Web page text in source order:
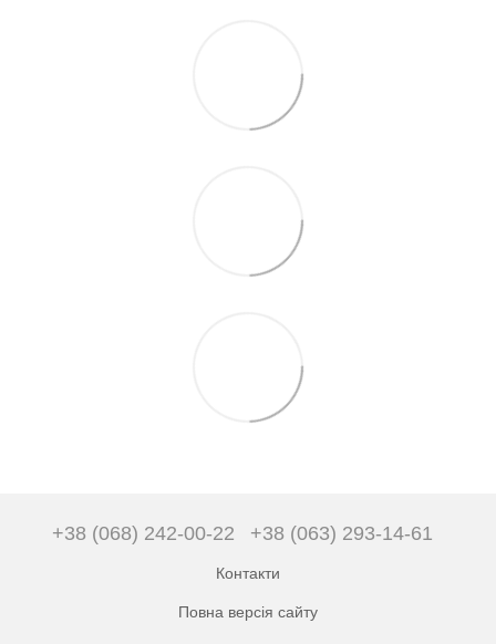
+38 (068) 242-00-22 +38 (063) 293-14-61
Контакти
Повна версія сайту